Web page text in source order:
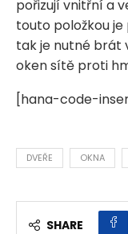
pořizují vnitřní a
touto položkou
tak je nutné brát
oken sítě proti
[hana-code-
DVEŘE OKNA
SHARE